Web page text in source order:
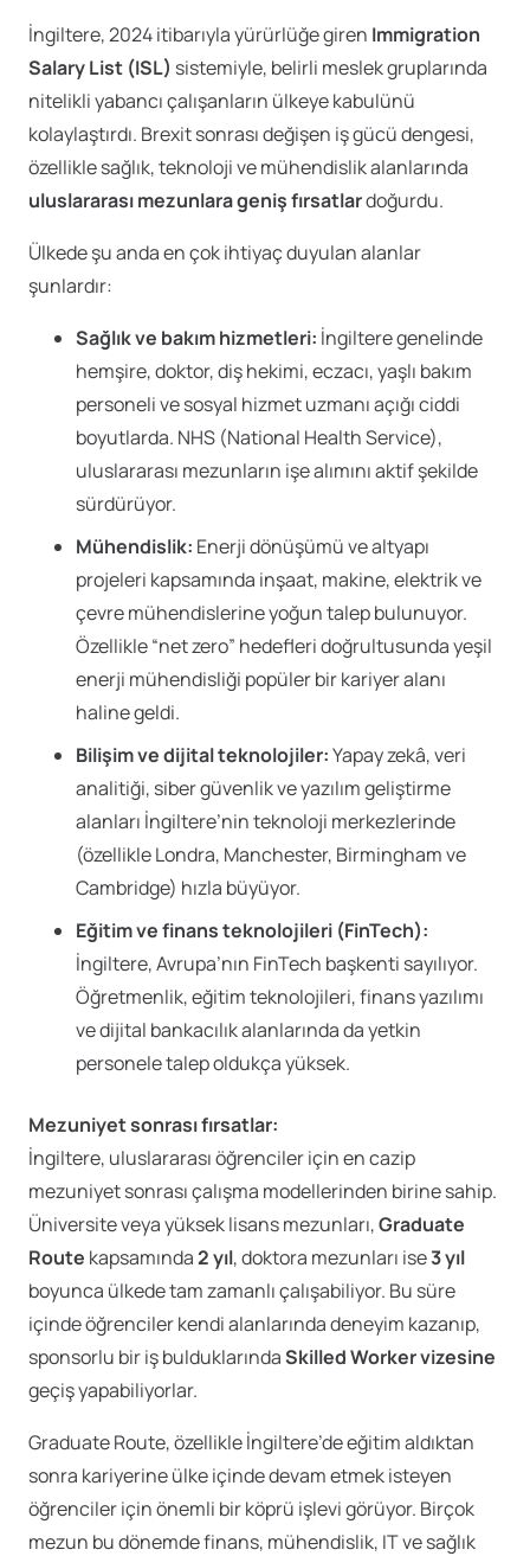
İngiltere, 2024 itibarıyla yürürlüğe giren Immigration
Salary List (ISL) sistemiyle, belirli meslek gruplarında
nitelikli yabancı çalışanların ülkeye kabulünü
kolaylaştırdı. Brexit sonrası değişen iş gücü dengesi,
özellikle sağlık, teknoloji ve mühendislik alanlarında
uluslararası mezunlara geniş fırsatlardoğurdu.
Ülkede şu anda en çok ihtiyaç duyulan alanlar
şunlardır:
Sağlık ve bakım hizmetleri: İngiltere genelinde
hemşire, doktor, diş hekimi, eczacı, yaşlı bakım
personeli ve sosyal hizmet uzmanı açığı ciddi
boyutlarda. NHS (National Health Service),
uluslararası mezunların işe alımını aktif şekilde
sürdürüyor.
Mühendislik: Enerji dönüşümü ve altyapı
projeleri kapsamında inşaat, makine, elektrik ve
çevre mühendislerine yoğun talep bulunuyor.
Özellikle “net zero” hedefleri doğrultusunda yeşil
enerji mühendisliği popüler bir kariyer alanı
haline geldi.
Bilişim ve dijital teknolojiler:Yapay zekâ, veri
analitiği, siber güvenlik ve yazılım geliştirme
alanları İngiltere’nin teknoloji merkezlerinde
(özellikle Londra, Manchester, Birmingham ve
Cambridge) hızla büyüyor.
Eğitim ve finans teknolojileri (FinTech):
İngiltere, Avrupa’nın FinTech başkenti sayılıyor.
Öğretmenlik, eğitim teknolojileri, finans yazılımı
ve dijital bankacılık alanlarında da yetkin
personele talep oldukça yüksek.
Mezuniyet sonrası fırsatlar:
İngiltere, uluslararası öğrenciler için en cazip
mezuniyet sonrası çalışma modellerinden birine sahip.
Üniversite veya yüksek lisans mezunları,Graduate
Route kapsamında2 yıl, doktora mezunları ise3 yıl
boyunca ülkede tam zamanlı çalışabiliyor. Bu süre
içinde öğrenciler kendi alanlarında deneyim kazanıp,
sponsorlu bir iş bulduklarındaSkilled Worker vizesine
geçiş yapabiliyorlar.
Graduate Route, özellikle İngiltere’de eğitim aldıktan
sonra kariyerine ülke içinde devam etmek isteyen
öğrenciler için önemli bir köprü işlevi görüyor. Birçok
mezun bu dönemde finans, mühendislik, IT ve sağlık